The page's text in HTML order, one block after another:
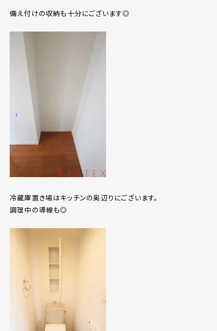
備え付けの収納も十分にございます◎
冷蔵庫置き場はキッチンの奥辺りにございます。
調理中の導線も◎